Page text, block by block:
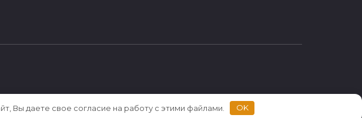
Вы даете свое согласие на работу с этими файлами. OK